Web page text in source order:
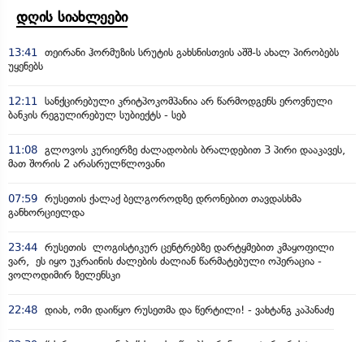
დღის სიახლეები
13:41
თეირანი ჰორმუზის სრუტის გახსნისთვის აშშ-ს ახალ პირობებს
უყენებს
12:11
სანქცირებული კრიტპოკომპანია არ წარმოდგენს ეროვნული
ბანკის რეგულირებულ სუბიექტს - სებ
11:08 გლოვოს კურიერზე ძალადობის ბრალდებით 3 პირი დააკავეს,
მათ შორის 2 არასრულწლოვანი
07:59 რუსეთის ქალაქ ბელგოროდზე დრონებით თავდასხმა
განხორციელდა
23:44 რუსეთის ლოგისტიკურ ცენტრებზე დარტყმებით კმაყოფილი
ვარ, ეს იყო უკრაინის ძალების ძალიან წარმატებული ოპერაცია -
ვოლოდიმირ ზელენსკი
22:48 დიახ, ომი დაიწყო რუსეთმა და წერტილი! - ვახტანგ კაპანაძე